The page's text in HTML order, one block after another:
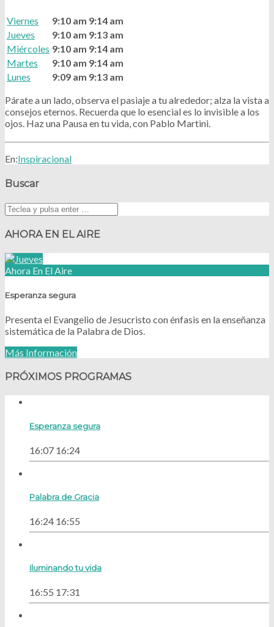
Viernes 9:10 am 9:14 am
Jueves
9:10 am 9:13 am
Miércoles 9:10 am 9:14 am
Martes
9:10 am 9:14 am
Lunes
9:09 am 9:13 am
Párate a un lado, observa el pasiaje a tu alrededor; alza la vista a
consejos eternos. Recuerda que lo esencial es lo invisible a los
ojos. Haz una Pausa en tu vida, con Pablo Martini.
En:Inspiracional
Buscar
AHORA EN EL AIRE
Ahora En El Aire
Esperanza segura
Presenta el Evangelio de Jesucristo con énfasis en la enseñanza
sistemática de la Palabra de Dios.
Más Información
PRÓXIMOS PROGRAMAS
Esperanza segura
16:07 16:24
Palabra de Gracia
16:24 16:55
Iluminando tu vida
16:55 17:31